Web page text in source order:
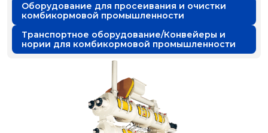
Оборудование для просеивания и очистки
комбикормовой промышленности
Транспортное оборудование/Конвейеры и
нории для комбикормовой промышленности